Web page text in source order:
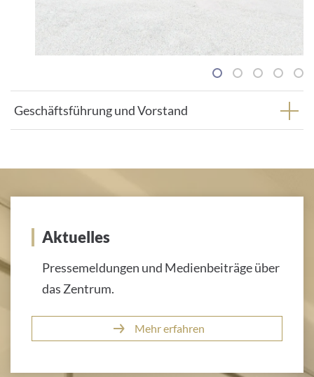
1 2 3 4
5
Geschäftsführung und Vorstand
Aktuelles
Pressemeldungen und Medienbeiträge über
das Zentrum.
Mehr erfahren